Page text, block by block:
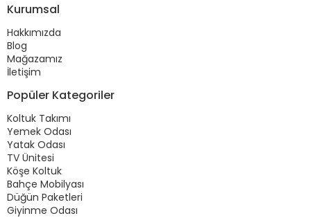
Kurumsal
Hakkımızda
Blog
Mağazamız
İletişim
Popüler Kategoriler
Koltuk Takımı
Yemek Odası
Yatak Odası
TV Ünitesi
Köşe Koltuk
Bahçe Mobilyası
Düğün Paketleri
Giyinme Odası